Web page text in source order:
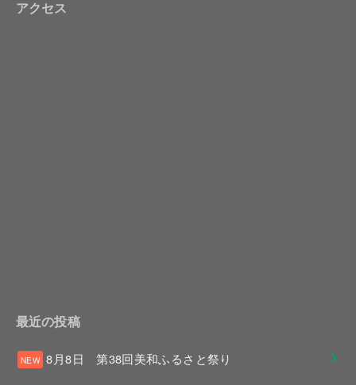
アクセス
最近の投稿
8月8日 第38回美和ふるさと祭り